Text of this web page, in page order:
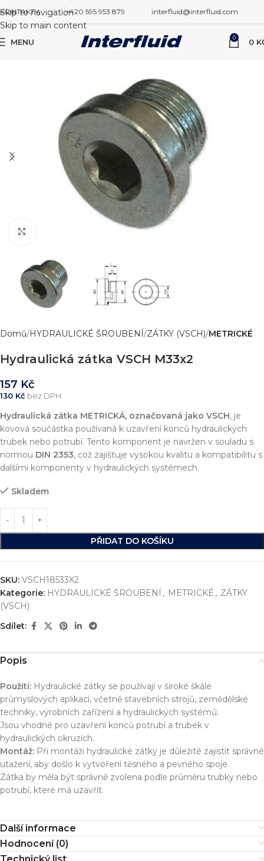
Skip to navigation
Skip to main content
KONTAKTY +420 595 953 879 interfluid@interfluid.com
MENU 0 0
Domů HYDRAULICKÉ ŠROUBENÍ ZÁTKY (VSCH) METRICKÉ
Hydraulická zátka VSCH M33x2
157 Kč
130 Kč bez DPH
Hydraulická zátka METRICKÁ, označovaná jako VSCH, je
kovová součástka používaná k uzavření konců hydraulických
trubek nebo potrubí. Tento komponent je navržen v souladu s
normou DIN 2353, což zajišťuje vysokou kvalitu a kompatibilitu s
dalšími komponenty v hydraulických systémech.
Skladem
PŘIDAT DO KOŠÍKU
SKU: VSCH18533X2
Kategorie: HYDRAULICKÉ ŠROUBENÍ , METRICKÉ , ZÁTKY
(VSCH)
Sdílet:
Popis
Použití: Hydraulické zátky se používají v široké škále
průmyslových aplikací, včetně stavebních strojů, zemědělské
techniky, výrobních zařízení a hydraulických systémů.
Jsou vhodné pro uzavření konců potrubí a trubek v
hydraulických okruzích.
Montáž: Při montáži hydraulické zátky je důležité zajistit správné
utažení, aby došlo k vytvoření těsného a pevného spoje.
Zátka by měla být správně zvolena podle průměru trubky nebo
potrubí, které má uzavřít.
Další informace
Hodnocení (0)